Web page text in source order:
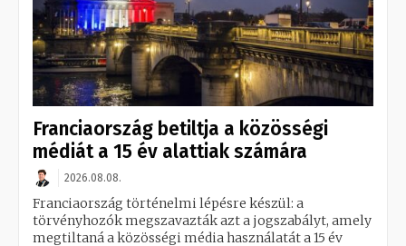
Franciaország betiltja a közösségi
médiát a 15 év alattiak számára
2026.08.08.
Franciaország történelmi lépésre készül: a
törvényhozók megszavazták azt a jogszabályt, amely
megtiltaná a közösségi média használatát a 15 év